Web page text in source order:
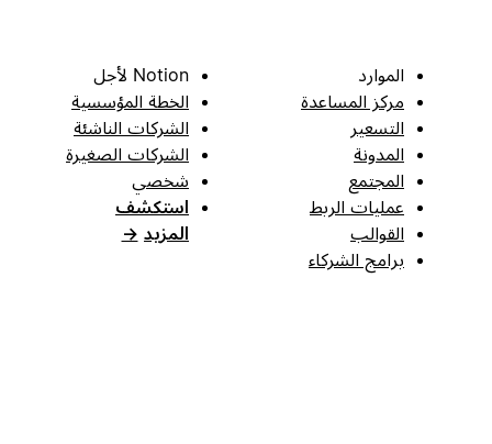
الموارد
مركز المساعدة
التسعير
المدونة
المجتمع
عمليات الربط
القوالب
برامج الشركاء
Notion لأجل
الخطة المؤسسية
الشركات الناشئة
الشركات الصغيرة
شخصي
استكشف
المزيد →